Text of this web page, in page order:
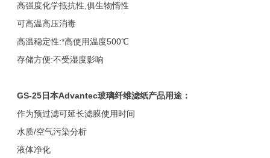
高强度化学抵抗性,俱生物惰性
可高温高压消毒
高温稳定性:*高使用温度500℃
存储方便:不受湿度影响
GS-25日本Advantec玻璃纤维滤纸产品用途：
作为预过滤可延长滤膜使用时间
水质/空气污染分析
液体净化